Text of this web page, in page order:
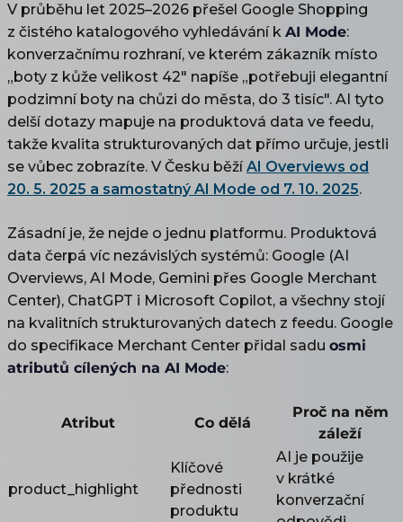
V průběhu let 2025–2026 přešel Google Shopping
z čistého katalogového vyhledávání k AI Mode:
konverzačnímu rozhraní, ve kterém zákazník místo
„boty z kůže velikost 42" napíše „potřebuji elegantní
podzimní boty na chůzi do města, do 3 tisíc". AI tyto
delší dotazy mapuje na produktová data ve feedu,
takže kvalita strukturovaných dat přímo určuje, jestli
se vůbec zobrazíte. V Česku běžíAI Overviews od
20. 5. 2025 a samostatný AI Mode od 7. 10. 2025.
Zásadní je, že nejde o jednu platformu. Produktová
data čerpá víc nezávislých systémů: Google (AI
Overviews, AI Mode, Gemini přes Google Merchant
Center), ChatGPT i Microsoft Copilot, a všechny stojí
na kvalitních strukturovaných datech z feedu. Google
do specifikace Merchant Center přidal sadu osmi
atributů cílených na AI Mode:
Atribut Co dělá
Proč na něm
záleží
product_highlight
Klíčové
přednosti
produktu
AI je použije
v krátké
konverzační